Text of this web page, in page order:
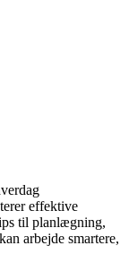
effektive
til planlægning,
arbejde smartere,